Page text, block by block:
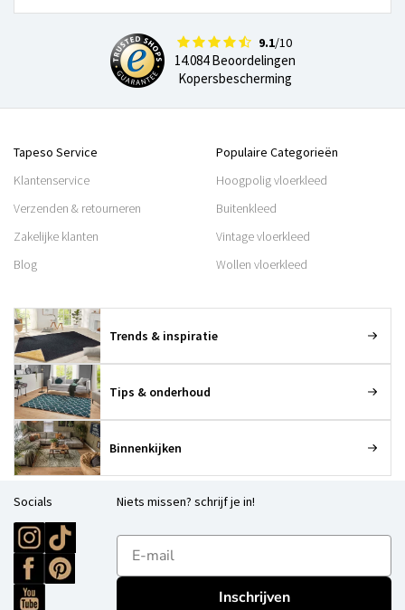
9.1/10
14.084 Beoordelingen
Kopersbescherming
Tapeso Service
Klantenservice
Verzenden & retourneren
Zakelijke klanten
Blog
Populaire Categorieën
Hoogpolig vloerkleed
Buitenkleed
Vintage vloerkleed
Wollen vloerkleed
Trends & inspiratie
Tips & onderhoud
Binnenkijken
Socials Niets missen? schrijf je in!
E-mailadres
Inschrijven